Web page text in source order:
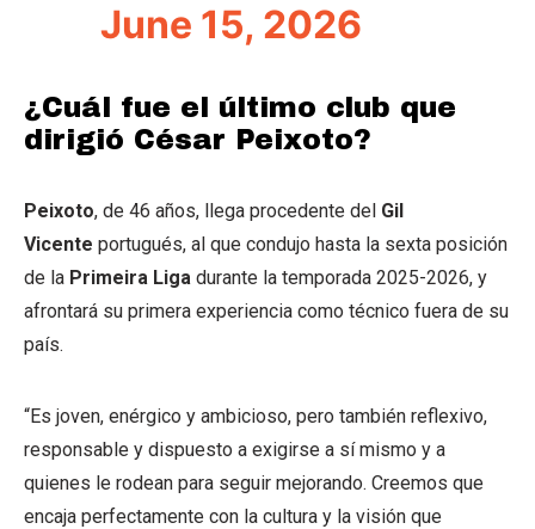
June 15, 2026
¿Cuál fue el último club que
dirigió César Peixoto?
Peixoto, de 46 años, llega procedente del Gil
Vicente portugués, al que condujo hasta la sexta posición
de la Primeira Liga durante la temporada 2025-2026, y
afrontará su primera experiencia como técnico fuera de su
país.
“Es joven, enérgico y ambicioso, pero también reflexivo,
responsable y dispuesto a exigirse a sí mismo y a
quienes le rodean para seguir mejorando. Creemos que
encaja perfectamente con la cultura y la visión que